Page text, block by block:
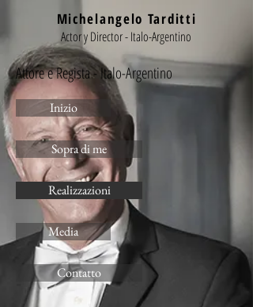
Michelangelo Tarditti
Actor y Director - Italo-Argentino
Attore e Regista - Italo-Argentino
Inizio
Sopra di me
Realizzazioni
Media
Contatto